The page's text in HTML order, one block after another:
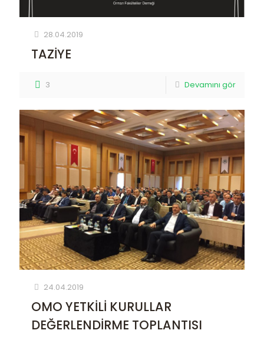
28.04.2019
TAZİYE
3 Devamını gör
24.04.2019
OMO YETKİLİ KURULLAR
DEĞERLENDİRME TOPLANTISI